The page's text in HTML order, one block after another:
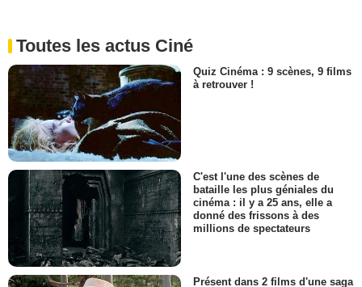
Toutes les actus Ciné
Quiz Cinéma : 9 scènes, 9 films
à retrouver !
C'est l'une des scènes de
bataille les plus géniales du
cinéma : il y a 25 ans, elle a
donné des frissons à des
millions de spectateurs
Présent dans 2 films d'une saga